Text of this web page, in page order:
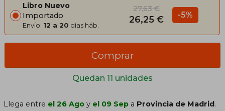
Libro Nuevo
Importado
Envío: 12 a 20 días háb.
27,63 €
26,25 € -5%
Quedan 11 unidades
Comprar
Llega entre el 26 Ago y el 09 Sep a Provincia de Madrid.